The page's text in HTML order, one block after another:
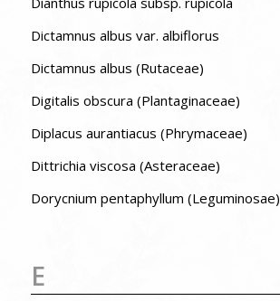
Dictamnus albus var. albiflorus
Dictamnus albus (Rutaceae)
Digitalis obscura (Plantaginaceae)
Diplacus aurantiacus (Phrymaceae)
Dittrichia viscosa (Asteraceae)
Dorycnium pentaphyllum (Leguminosae)
E